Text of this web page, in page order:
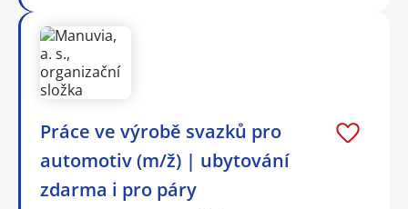
Práce ve výrobě svazků pro
automotiv (m/ž) | ubytování
zdarma i pro páry